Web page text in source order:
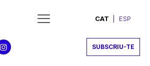
CAT ESP
SUBSCRIU-TE